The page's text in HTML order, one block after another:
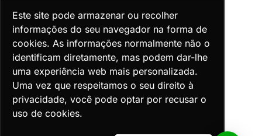
Este site pode armazenar ou recolher
informações do seu navegador na forma de
cookies. As informações normalmente não o
identificam diretamente, mas podem dar-lhe
uma experiência web mais personalizada.
Uma vez que respeitamos o seu direito à
privacidade, você pode optar por recusar o
uso de cookies.
Copyright 2026 Faciap. Todos os direitos reservados.
Desenvolvido por Zion ACES.